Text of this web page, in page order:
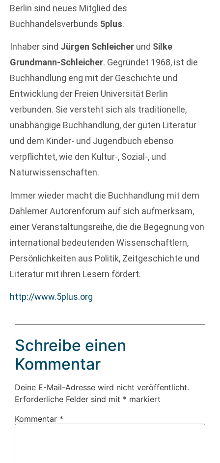
Berlin sind neues Mitglied des
Buchhandelsverbunds 5plus.
Inhaber sind Jürgen Schleicher und Silke
Grundmann-Schleicher. Gegründet 1968, ist die
Buchhandlung eng mit der Geschichte und
Entwicklung der Freien Universität Berlin
verbunden. Sie versteht sich als traditionelle,
unabhängige Buchhandlung, der guten Literatur
und dem Kinder- und Jugendbuch ebenso
verpflichtet, wie den Kultur-, Sozial-, und
Naturwissenschaften.
Immer wieder macht die Buchhandlung mit dem
Dahlemer Autorenforum auf sich aufmerksam,
einer Veranstaltungsreihe, die die Begegnung von
international bedeutenden Wissenschaftlern,
Persönlichkeiten aus Politik, Zeitgeschichte und
Literatur mit ihren Lesern fördert.
http://www.5plus.org
Schreibe einen
Kommentar
Deine E-Mail-Adresse wird nicht veröffentlicht.
Erforderliche Felder sind mit * markiert
Kommentar *